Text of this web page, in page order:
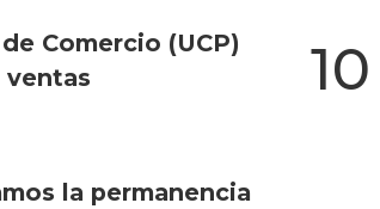
Comercio (UCP)
ventas
la permanencia